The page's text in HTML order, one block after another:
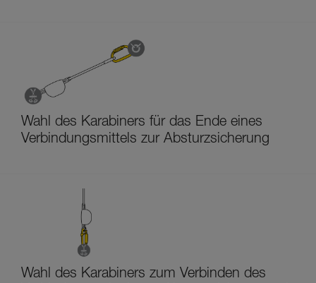
Wahl des Karabiners für das Ende eines
Verbindungsmittels zur Absturzsicherung
Wahl des Karabiners zum Verbinden des